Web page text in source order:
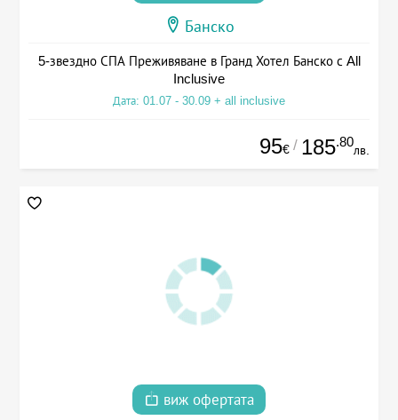
Банско
5-звездно СПА Преживяване в Гранд Хотел Банско с All
Inclusive
Дата: 01.07 - 30.09 + all inclusive
95€ / 185.80
лв.
виж офертата